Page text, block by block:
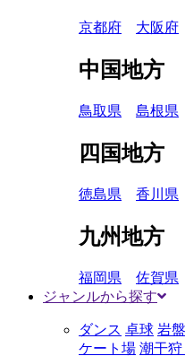
京都府 大阪府
中国地方
鳥取県 島根県
四国地方
徳島県 香川県
九州地方
福岡県 佐賀県
ジャンルから探す
ダンス 卓球 岩
ケート場 潮干狩